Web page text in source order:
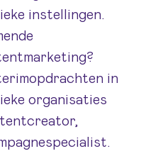
instellingen.
in
organisaties